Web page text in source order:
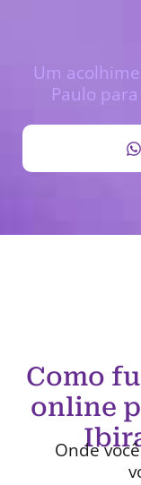
Um
Paulo
Como
online
Onde